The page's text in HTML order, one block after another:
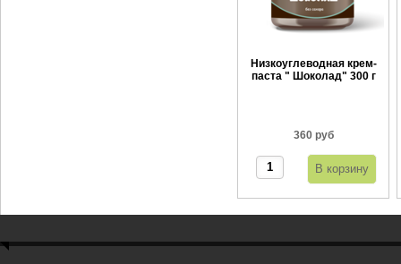
Низкоуглеводная крем-
паста " Шоколад" 300 г
360 руб